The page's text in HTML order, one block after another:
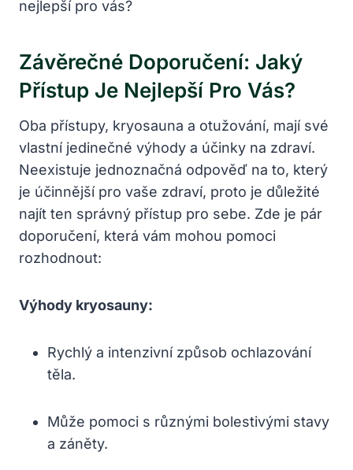
Závěrečné Doporučení:‌ Jaký
Přístup Je ‍nejlepší Pro Vás?
Oba přístupy, kryosauna a otužování, mají⁤ své
vlastní jedinečné ⁢výhody a účinky na ‍zdraví.
Neexistuje jednoznačná odpověď na to, ⁤který
je účinnější ‍pro vaše⁣ zdraví, proto je důležité
najít ten správný přístup pro sebe.⁣ Zde je pár
doporučení, která⁣ vám mohou​ pomoci
‌rozhodnout:
Výhody kryosauny:
Rychlý​ a intenzivní​ způsob ochlazování‍
těla.
Může ​pomoci ​s různými‌ bolestivými stavy
a záněty.